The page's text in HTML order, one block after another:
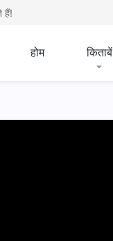
हैं!
होम किताबें